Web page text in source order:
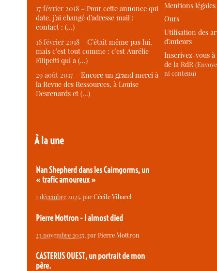
17 février 2018 –Pour cette annonce qui
date, j’ai changé d’adresse mail :
contact : (…)
16 février 2018 –C’était même pas lui,
mais c’est tout comme : c’est Aurélie
Filipetti qui a (…)
29 août 2017 –Encore un grand merci à
la Revue des Ressources, à Louise
Desrenards et (…)
À la une
Nan Shepherd dans les Cairngorms, un
« trafic amoureux »
7 décembre 2025, parCécile Vibarel
Pierre Mottron - I almost died
23 novembre 2025, parPierre Mottron
CASTERUS OUEST, un portrait de mon
père.
Mentions légales
Ours
Utilisation des
d’auteurs
Inscrivez-vous
de la RdR
ni contenu)